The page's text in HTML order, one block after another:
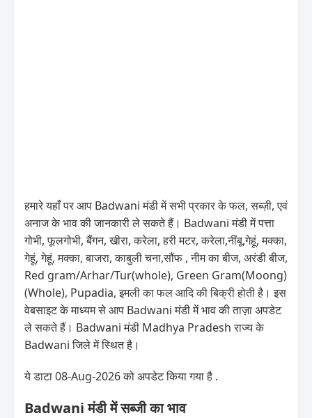
हमारे यहाँ पर आप Badwani मंडी में सभी प्रकार के फल, सब्ज़ी, एवं
अनाज के भाव की जानकारी ले सकते हैं। Badwani मंडी में पत्ता
गोभी, फूलगोभी, बैंगन, खीरा, करेला, हरी मटर, करेला,नींबू,गेहूं, मक्का,
गेहूं, गेहूं, मक्का, बाजरा, काबुली चना,सौंफ , नीम का बीज, अरंडी बीज,
Red gram/Arhar/Tur(whole), Green Gram(Moong)
(Whole), Pupadia, इमली का फल आदि की बिक्री होती है। इस
वेबसाइट के माध्यम से आप Badwani मंडी में भाव की ताज़ा अपडेट
ले सकते हैं। Badwani मंडी Madhya Pradesh राज्य के
Badwani जिले में स्थित है।
ये डाटा 08-Aug-2026 को अपडेट किया गया है .
Badwani मंडी में सब्जी का भाव